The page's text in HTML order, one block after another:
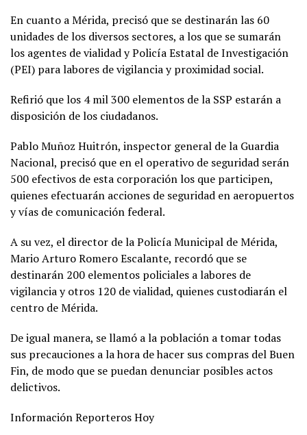
En cuanto a Mérida, precisó que se destinarán las 60
unidades de los diversos sectores, a los que se sumarán
los agentes de vialidad y Policía Estatal de Investigación
(PEI) para labores de vigilancia y proximidad social.
Refirió que los 4 mil 300 elementos de la SSP estarán a
disposición de los ciudadanos.
Pablo Muñoz Huitrón, inspector general de la Guardia
Nacional, precisó que en el operativo de seguridad serán
500 efectivos de esta corporación los que participen,
quienes efectuarán acciones de seguridad en aeropuertos
y vías de comunicación federal.
A su vez, el director de la Policía Municipal de Mérida,
Mario Arturo Romero Escalante, recordó que se
destinarán 200 elementos policiales a labores de
vigilancia y otros 120 de vialidad, quienes custodiarán el
centro de Mérida.
De igual manera, se llamó a la población a tomar todas
sus precauciones a la hora de hacer sus compras del Buen
Fin, de modo que se puedan denunciar posibles actos
delictivos.
Información Reporteros Hoy